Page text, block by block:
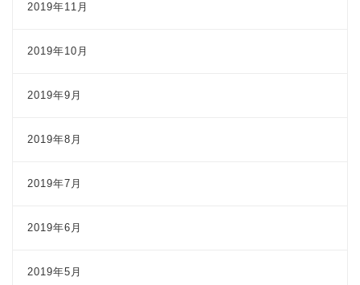
2019年11月
2019年10月
2019年9月
2019年8月
2019年7月
2019年6月
2019年5月